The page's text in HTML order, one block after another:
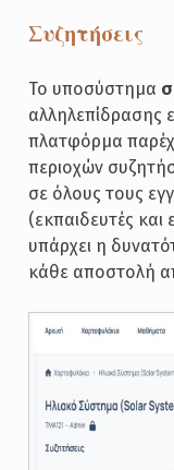
Συζητήσεις
Το υποσύστημα
αλληλεπίδρασης
πλατφόρμα
περιοχών
σε όλους τους
(εκπαιδευτές
υπάρχει η
κάθε αποστολή